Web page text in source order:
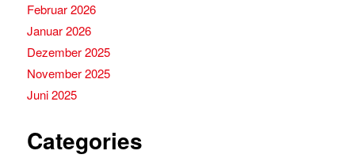
Februar 2026
Januar 2026
Dezember 2025
November 2025
Juni 2025
Categories